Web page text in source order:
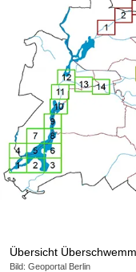
Übersicht
Bild: Geoportal Berlin